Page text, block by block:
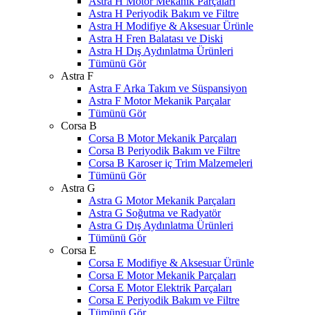
Astra H Periyodik Bakım ve Filtre
Astra H Modifiye & Aksesuar Ürünle
Astra H Fren Balatası ve Diski
Astra H Dış Aydınlatma Ürünleri
Tümünü Gör
Astra F
Astra F Arka Takım ve Süspansiyon
Astra F Motor Mekanik Parçalar
Tümünü Gör
Corsa B
Corsa B Motor Mekanik Parçaları
Corsa B Periyodik Bakım ve Filtre
Corsa B Karoser iç Trim Malzemeleri
Tümünü Gör
Astra G
Astra G Motor Mekanik Parçaları
Astra G Soğutma ve Radyatör
Astra G Dış Aydınlatma Ürünleri
Tümünü Gör
Corsa E
Corsa E Modifiye & Aksesuar Ürünle
Corsa E Motor Mekanik Parçaları
Corsa E Motor Elektrik Parçaları
Corsa E Periyodik Bakım ve Filtre
Tümünü Gör